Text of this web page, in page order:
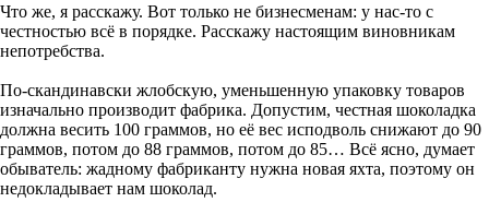
Что же, я расскажу. Вот только не бизнесменам: у нас-то с
честностью всё в порядке. Расскажу настоящим виновникам
непотребства.
По-скандинавски жлобскую, уменьшенную упаковку товаров
изначально производит фабрика. Допустим, честная шоколадка
должна весить 100 граммов, но её вес исподволь снижают до 90
граммов, потом до 88 граммов, потом до 85… Всё ясно, думает
обыватель: жадному фабриканту нужна новая яхта, поэтому он
недокладывает нам шоколад.